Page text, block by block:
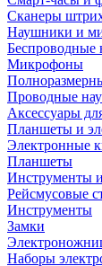
Сканеры
Наушники и
Беспроводные
Микрофоны
Проводные
Аксессуары
Планшеты и
Электронные
Планшеты
Инструменты и
Рейсмусовые
Инструменты
Замки
Наборы